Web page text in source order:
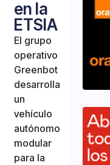
en la
ETSIA
El grupo
operativo
Greenbot
desarrolla
un
vehículo
autónomo
modular
para la